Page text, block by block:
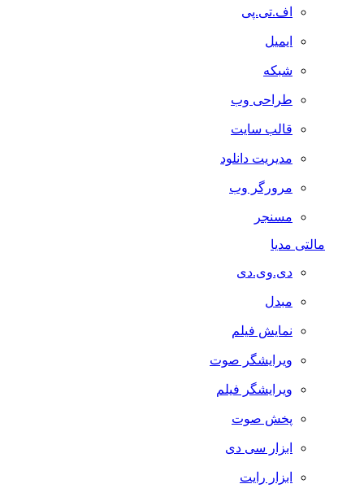
اف.تی.پی
ایمیل
شبکه
طراحی وب
قالب سایت
مدیریت دانلود
مرورگر وب
مسنجر
مالتی مدیا
دی.وی.دی
مبدل
نمایش فیلم
ویرایشگر صوت
ویرایشگر فیلم
پخش صوت
ابزار سی دی
ابزار رایت